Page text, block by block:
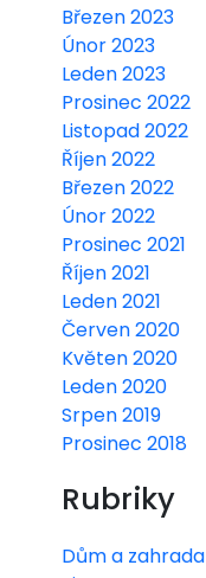
Březen 2023
Únor 2023
Leden 2023
Prosinec 2022
Listopad 2022
Říjen 2022
Březen 2022
Únor 2022
Prosinec 2021
Říjen 2021
Leden 2021
Červen 2020
Květen 2020
Leden 2020
Srpen 2019
Prosinec 2018
Rubriky
Dům a zahrada